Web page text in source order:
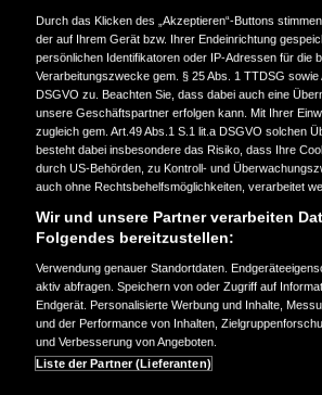
Die neue Episode des X-Ride
23. August 2026 statt. Die
München und führt über
tief hinein nach Österreich.
beeindruckende Panoramen
Fahrerlebnisse stehen im
wird in sorgfältig ausgewählten
genau auf die Bedürfnisse
abgestimmt sind.
Sechs Tage lang steht nur eines
Entdecken. Erleben. Am letzten
Gruppe wieder nach
Eindrücken, die
Alle Teilnehmer:innen fahren
Durch das Klicken des „Akzeptieren“-Buttons
der auf Ihrem Gerät bzw. Ihrer Endeinrichtung
persönlichen Identifikatoren oder IP-Adressen für die
Verarbeitungszwecke gem. § 25 Abs. 1 TTDSG sowie
DSGVO zu. Beachten Sie, dass dabei auch eine
unsere Geschäftspartner erfolgen kann. Mit Ihrer
zugleich gem. Art.49 Abs.1 S.1 lit.a DSGVO solchen
besteht dabei insbesondere das Risiko, dass Ihre
durch US-Behörden, zu Kontroll- und
auch ohne Rechtsbehelfsmöglichkeiten, verarbeitet
Wir und unsere Partner verarbeiten
Folgendes bereitzustellen:
Verwendung genauer Standortdaten.
aktiv abfragen. Speichern von oder Zugriff auf
Endgerät. Personalisierte Werbung und Inhalte,
und der Performance von Inhalten,
und Verbesserung von Angeboten.
Liste der Partner (Lieferanten)